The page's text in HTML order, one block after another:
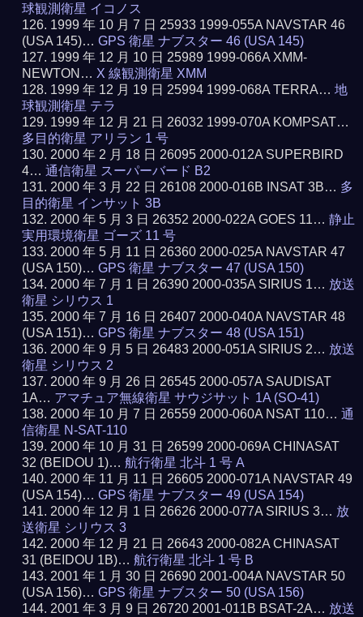
球観測衛星 イコノス
1999 年 10 月 7 日 25933 1999-055A NAVSTAR 46
(USA 145)…GPS 衛星 ナブスター 46 (USA 145)
1999 年 12 月 10 日 25989 1999-066A XMM-
NEWTON… X 線観測衛星 XMM
1999 年 12 月 19 日 25994 1999-068A TERRA…地
球観測衛星 テラ
1999 年 12 月 21 日 26032 1999-070A KOMPSAT…
多目的衛星 アリラン 1 号
2000 年 2 月 18 日 26095 2000-012A SUPERBIRD
4…通信衛星 スーパーバード B2
2000 年 3 月 22 日 26108 2000-016B INSAT 3B… 多
目的衛星 インサット 3B
2000 年 5 月 3 日 26352 2000-022A GOES 11…静止
実用環境衛星 ゴーズ 11 号
2000 年 5 月 11 日 26360 2000-025A NAVSTAR 47
(USA 150)…GPS 衛星 ナブスター 47 (USA 150)
2000 年 7 月 1 日 26390 2000-035A SIRIUS 1… 放送
衛星 シリウス 1
2000 年 7 月 16 日 26407 2000-040A NAVSTAR 48
(USA 151)…GPS 衛星 ナブスター 48 (USA 151)
2000 年 9 月 5 日 26483 2000-051A SIRIUS 2… 放送
衛星 シリウス 2
2000 年 9 月 26 日 26545 2000-057A SAUDISAT
1A… アマチュア無線衛星 サウジサット 1A (SO-41)
2000 年 10 月 7 日 26559 2000-060A NSAT 110…通
信衛星 N-SAT-110
2000 年 10 月 31 日 26599 2000-069A CHINASAT
32 (BEIDOU 1)…航行衛星 北斗 1 号 A
2000 年 11 月 11 日 26605 2000-071A NAVSTAR 49
(USA 154)…GPS 衛星 ナブスター 49 (USA 154)
2000 年 12 月 1 日 26626 2000-077A SIRIUS 3… 放
送衛星 シリウス 3
2000 年 12 月 21 日 26643 2000-082A CHINASAT
31 (BEIDOU 1B)…航行衛星 北斗 1 号 B
2001 年 1 月 30 日 26690 2001-004A NAVSTAR 50
(USA 156)…GPS 衛星 ナブスター 50 (USA 156)
2001 年 3 月 9 日 26720 2001-011B BSAT-2A… 放送